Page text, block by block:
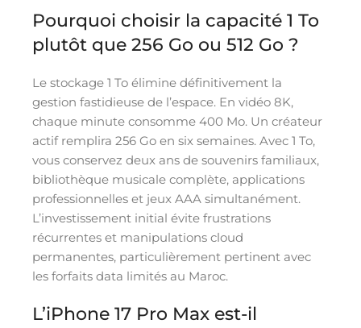
Pourquoi choisir la capacité 1 To
plutôt que 256 Go ou 512 Go ?
Le stockage 1 To élimine définitivement la
gestion fastidieuse de l’espace. En vidéo 8K,
chaque minute consomme 400 Mo. Un créateur
actif remplira 256 Go en six semaines. Avec 1 To,
vous conservez deux ans de souvenirs familiaux,
bibliothèque musicale complète, applications
professionnelles et jeux AAA simultanément.
L’investissement initial évite frustrations
récurrentes et manipulations cloud
permanentes, particulièrement pertinent avec
les forfaits data limités au Maroc.
L’iPhone 17 Pro Max est-il